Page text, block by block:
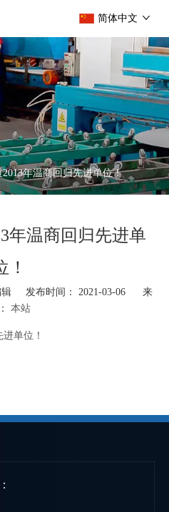
简体中文
年温商回归先进单位！
年温商回归先进单
！
发布时间： 2021-03-06 来
本站
单位！